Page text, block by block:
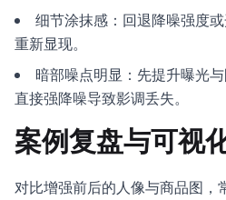
细节涂抹感：回退降噪强度
重新显现。
暗部噪点明显：先提升曝光
直接强降噪导致影调丢失。
案例复盘与可视
对比增强前后的人像与商品图，